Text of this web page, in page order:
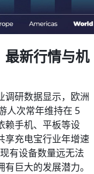
最新行情与机
调研数据显示，欧洲
人次常年维持在 5
赖手机、平板等设
享充电宝行业年增速
有设备数量远无法
巨大的发展潜力。